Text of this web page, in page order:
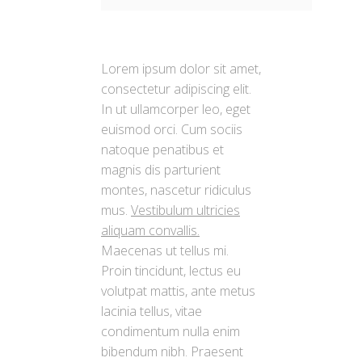
Lorem ipsum dolor sit amet,
consectetur adipiscing elit.
In ut ullamcorper leo, eget
euismod orci. Cum sociis
natoque penatibus et
magnis dis parturient
montes, nascetur ridiculus
mus. Vestibulum ultricies
aliquam convallis.
Maecenas ut tellus mi.
Proin tincidunt, lectus eu
volutpat mattis, ante metus
lacinia tellus, vitae
condimentum nulla enim
bibendum nibh. Praesent